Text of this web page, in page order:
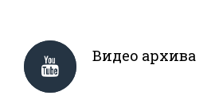
Видео архива